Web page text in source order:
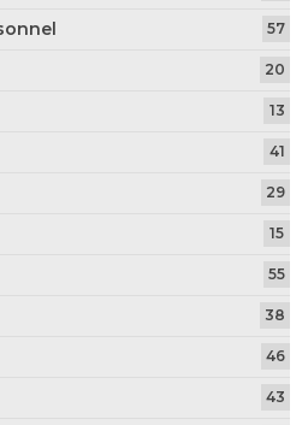
57
20
13
41
29
15
55
38
46
43